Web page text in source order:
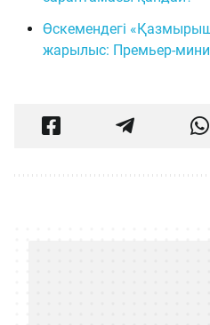
Өскемендегі
жарылыс: Премьер-